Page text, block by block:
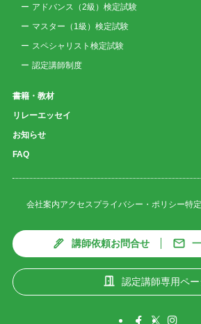
アドバンス（2級）検定試験
マスター（1級）検定試験
スペシャリスト検定試験
認定講師制度
書籍・教材
リレーエッセイ
お知らせ
FAQ
会社案内アクセスプライバシー・ポリシー特
講師依頼お問合せ
認定講師専用ペー